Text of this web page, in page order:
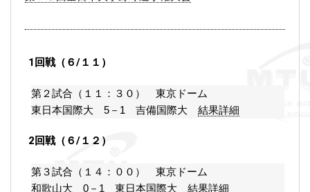
1回戦（６/１１）
第２試合（１１：３０） 東京ドーム
東日本国際大 5－1 吉備国際大 結果詳細
2回戦（６/１２）
第３試合（１４：００） 東京ドーム
和歌山大 0－1 東日本国際大 結果詳細